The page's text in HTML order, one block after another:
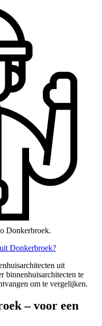
Donkerbroek.
Donkerbroek?
uit
binnenhuisarchitecten te
om te vergelijken.
– voor een